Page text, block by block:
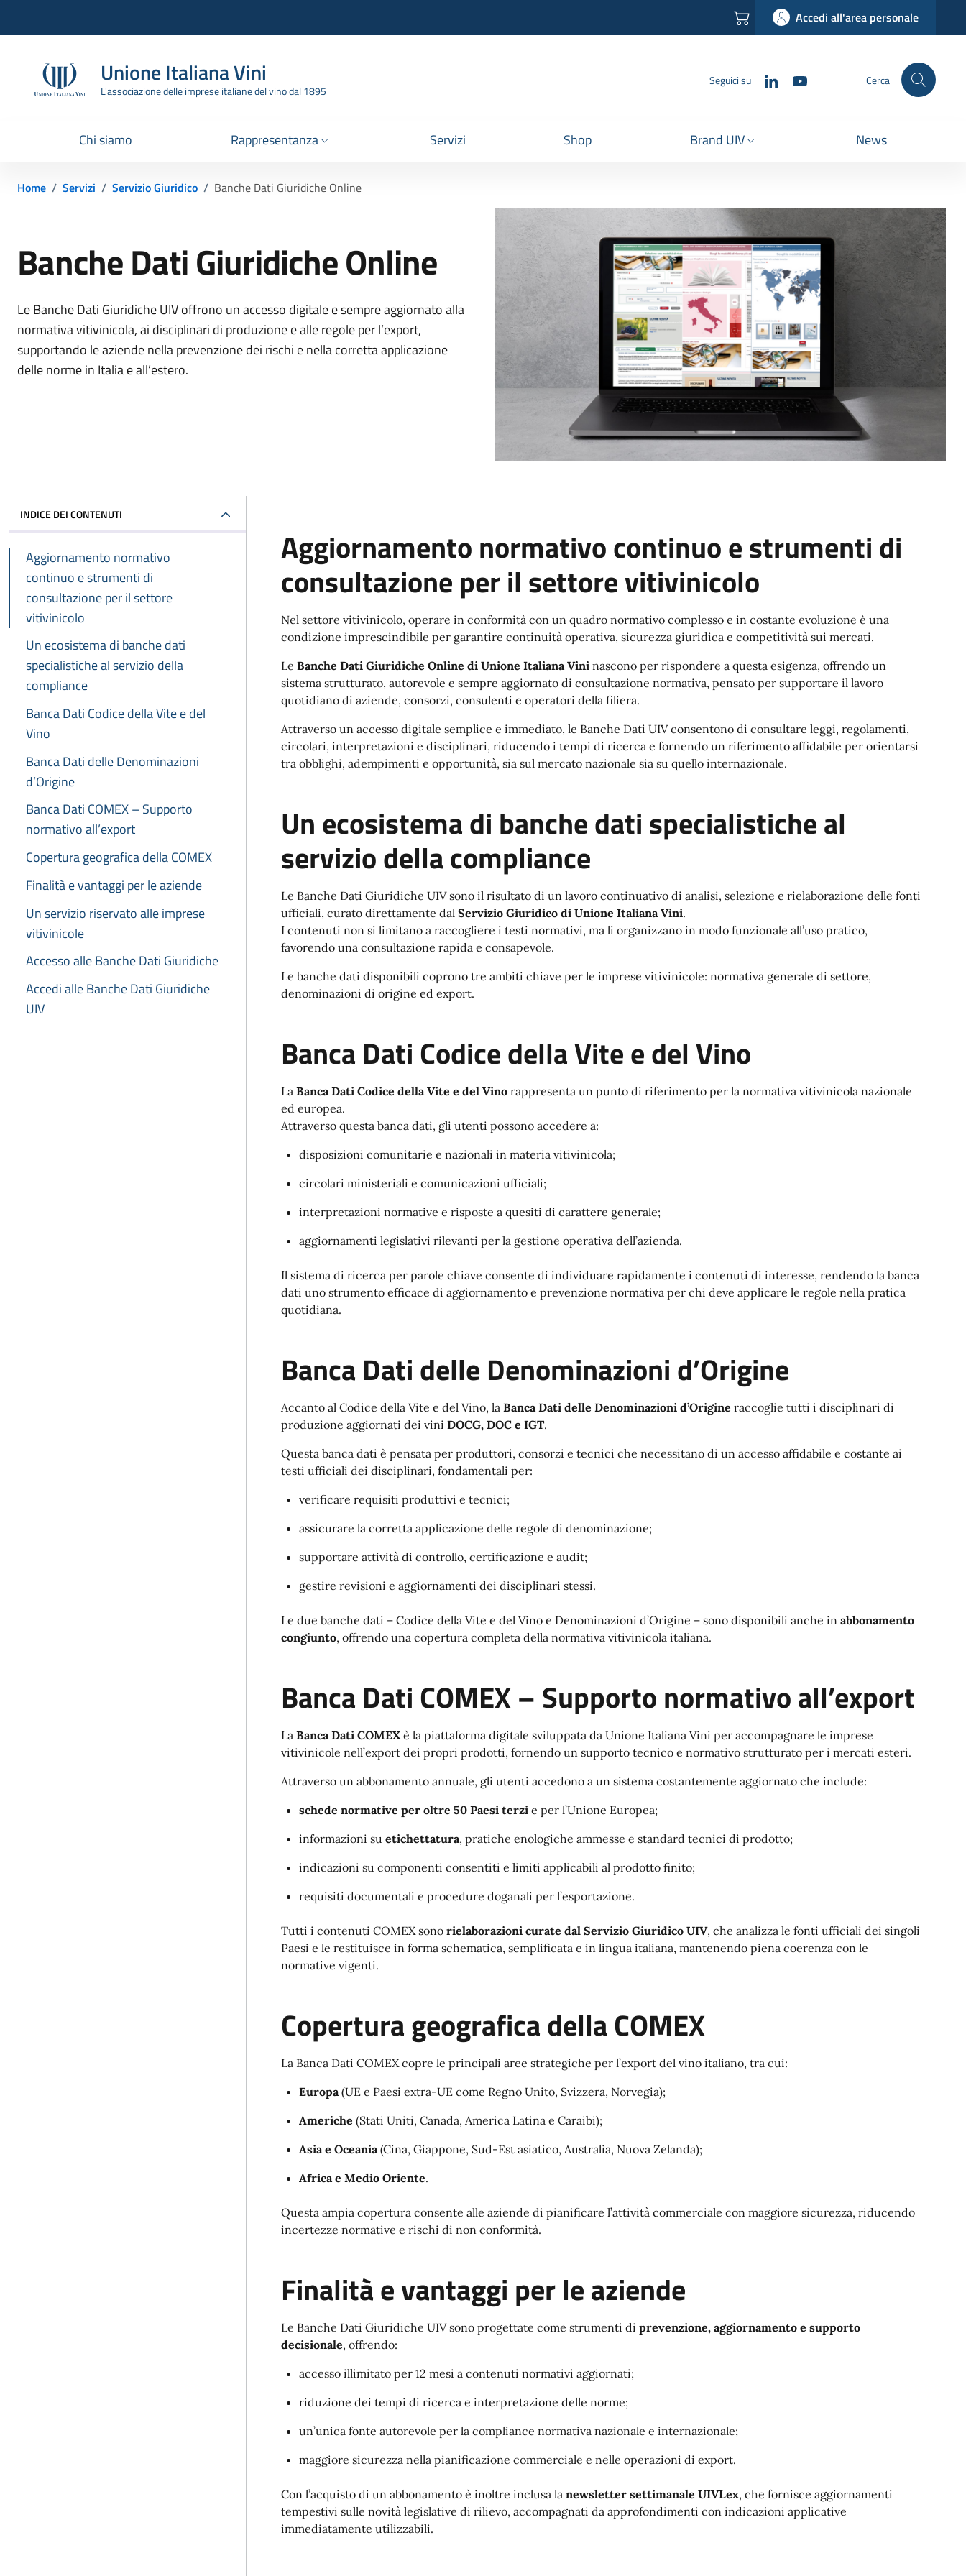
Accedi all'area personale
Unione Italiana Vini
L'associazione delle imprese italiane del vino dal 1895
Seguici su LinkedIn Cerca
Chi siamo Rappresentanza Servizi Shop Brand UIV News
Home / Servizi / Servizio Giuridico / Banche Dati Giuridiche Online
Banche Dati Giuridiche Online
Le Banche Dati Giuridiche UIV offrono un accesso digitale e sempre aggiornato alla
normativa vitivinicola, ai disciplinari di produzione e alle regole per l’export,
supportando le aziende nella prevenzione dei rischi e nella corretta applicazione
delle norme in Italia e all’estero.
INDICE DEI CONTENUTI
Aggiornamento normativo
continuo e strumenti di
consultazione per il settore
vitivinicolo
Un ecosistema di banche dati
specialistiche al servizio della
compliance
Banca Dati Codice della Vite e del
Vino
Banca Dati delle Denominazioni
d’Origine
Banca Dati COMEX – Supporto
normativo all’export
Copertura geografica della COMEX
Finalità e vantaggi per le aziende
Un servizio riservato alle imprese
vitivinicole
Accesso alle Banche Dati Giuridiche
Accedi alle Banche Dati Giuridiche
UIV
Aggiornamento normativo continuo e strumenti di
consultazione per il settore vitivinicolo
Nel settore vitivinicolo, operare in conformità con un quadro normativo complesso e in costante evoluzione è una
condizione imprescindibile per garantire continuità operativa, sicurezza giuridica e competitività sui mercati.
Le Banche Dati Giuridiche Online di Unione Italiana Vini nascono per rispondere a questa esigenza, offrendo un
sistema strutturato, autorevole e sempre aggiornato di consultazione normativa, pensato per supportare il lavoro
quotidiano di aziende, consorzi, consulenti e operatori della filiera.
Attraverso un accesso digitale semplice e immediato, le Banche Dati UIV consentono di consultare leggi, regolamenti,
circolari, interpretazioni e disciplinari, riducendo i tempi di ricerca e fornendo un riferimento affidabile per orientarsi
tra obblighi, adempimenti e opportunità, sia sul mercato nazionale sia su quello internazionale.
Un ecosistema di banche dati specialistiche al
servizio della compliance
Le Banche Dati Giuridiche UIV sono il risultato di un lavoro continuativo di analisi, selezione e rielaborazione delle fonti
ufficiali, curato direttamente dal Servizio Giuridico di Unione Italiana Vini.
I contenuti non si limitano a raccogliere i testi normativi, ma li organizzano in modo funzionale all’uso pratico,
favorendo una consultazione rapida e consapevole.
Le banche dati disponibili coprono tre ambiti chiave per le imprese vitivinicole: normativa generale di settore,
denominazioni di origine ed export.
Banca Dati Codice della Vite e del Vino
La Banca Dati Codice della Vite e del Vino rappresenta un punto di riferimento per la normativa vitivinicola nazionale
ed europea.
Attraverso questa banca dati, gli utenti possono accedere a:
disposizioni comunitarie e nazionali in materia vitivinicola;
circolari ministeriali e comunicazioni ufficiali;
interpretazioni normative e risposte a quesiti di carattere generale;
aggiornamenti legislativi rilevanti per la gestione operativa dell’azienda.
Il sistema di ricerca per parole chiave consente di individuare rapidamente i contenuti di interesse, rendendo la banca
dati uno strumento efficace di aggiornamento e prevenzione normativa per chi deve applicare le regole nella pratica
quotidiana.
Banca Dati delle Denominazioni d’Origine
Accanto al Codice della Vite e del Vino, la Banca Dati delle Denominazioni d’Origine raccoglie tutti i disciplinari di
produzione aggiornati dei vini DOCG, DOC e IGT.
Questa banca dati è pensata per produttori, consorzi e tecnici che necessitano di un accesso affidabile e costante ai
testi ufficiali dei disciplinari, fondamentali per:
verificare requisiti produttivi e tecnici;
assicurare la corretta applicazione delle regole di denominazione;
supportare attività di controllo, certificazione e audit;
gestire revisioni e aggiornamenti dei disciplinari stessi.
Le due banche dati – Codice della Vite e del Vino e Denominazioni d’Origine – sono disponibili anche in abbonamento
congiunto, offrendo una copertura completa della normativa vitivinicola italiana.
Banca Dati COMEX – Supporto normativo all’export
La Banca Dati COMEXè la piattaforma digitale sviluppata da Unione Italiana Vini per accompagnare le imprese
vitivinicole nell’export dei propri prodotti, fornendo un supporto tecnico e normativo strutturato per i mercati esteri.
Attraverso un abbonamento annuale, gli utenti accedono a un sistema costantemente aggiornato che include:
schede normative per oltre 50 Paesi terzie per l’Unione Europea;
informazioni su etichettatura, pratiche enologiche ammesse e standard tecnici di prodotto;
indicazioni su componenti consentiti e limiti applicabili al prodotto finito;
requisiti documentali e procedure doganali per l’esportazione.
Tutti i contenuti COMEX sono rielaborazioni curate dal Servizio Giuridico UIV, che analizza le fonti ufficiali dei singoli
Paesi e le restituisce in forma schematica, semplificata e in lingua italiana, mantenendo piena coerenza con le
normative vigenti.
Copertura geografica della COMEX
La Banca Dati COMEX copre le principali aree strategiche per l’export del vino italiano, tra cui:
Europa(UE e Paesi extra-UE come Regno Unito, Svizzera, Norvegia);
Americhe (Stati Uniti, Canada, America Latina e Caraibi);
Asia e Oceania(Cina, Giappone, Sud-Est asiatico, Australia, Nuova Zelanda);
Africa e Medio Oriente.
Questa ampia copertura consente alle aziende di pianificare l’attività commerciale con maggiore sicurezza, riducendo
incertezze normative e rischi di non conformità.
Finalità e vantaggi per le aziende
Le Banche Dati Giuridiche UIV sono progettate come strumenti di prevenzione, aggiornamento e supporto
decisionale, offrendo:
accesso illimitato per 12 mesi a contenuti normativi aggiornati;
riduzione dei tempi di ricerca e interpretazione delle norme;
un’unica fonte autorevole per la compliance normativa nazionale e internazionale;
maggiore sicurezza nella pianificazione commerciale e nelle operazioni di export.
Con l’acquisto di un abbonamento è inoltre inclusa la newsletter settimanale UIVLex, che fornisce aggiornamenti
tempestivi sulle novità legislative di rilievo, accompagnati da approfondimenti con indicazioni applicative
immediatamente utilizzabili.